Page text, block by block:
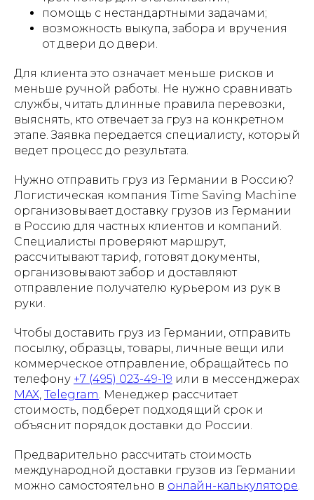
помощь с нестандартными задачами;
возможность выкупа, забора и вручения
от двери до двери.
Для клиента это означает меньше рисков и
меньше ручной работы. Не нужно сравнивать
службы, читать длинные правила перевозки,
выяснять, кто отвечает за груз на конкретном
этапе. Заявка передается специалисту, который
ведет процесс до результата.
Нужно отправить груз из Германии в Россию?
Логистическая компания Time Saving Machine
организовывает доставку грузов из Германии
в Россию для частных клиентов и компаний.
Специалисты проверяют маршрут,
рассчитывают тариф, готовят документы,
организовывают забор и доставляют
отправление получателю курьером из рук в
руки.
Чтобы доставить груз из Германии, отправить
посылку, образцы, товары, личные вещи или
коммерческое отправление, обращайтесь по
телефону +7 (495) 023-49-19 или в мессенджерах
MAX, Telegram. Менеджер рассчитает
стоимость, подберет подходящий срок и
объяснит порядок доставки до России.
Предварительно рассчитать стоимость
международной доставки грузов из Германии
можно самостоятельно в онлайн-калькуляторе.